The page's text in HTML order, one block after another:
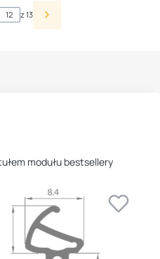
z 13
modułu bestsellery